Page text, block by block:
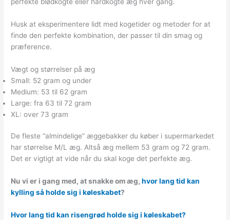
Husk at eksperimentere lidt med kogetider og metoder for at
finde den perfekte kombination, der passer til din smag og
præference.
Vægt og størrelser på æg
Small: 52 gram og under
Medium: 53 til 62 gram
Large: fra 63 til 72 gram
XL: over 73 gram
De fleste “almindelige” æggebakker du køber i supermarkedet
har størrelse M/L æg. Altså æg mellem 53 gram og 72 gram.
Det er vigtigt at vide når du skal koge det perfekte æg.
Nu vi er i gang med, at snakke om æg,hvor lang tid kan
kylling så holde sig i køleskabet?
Hvor lang tid kan risengrød holde sig i køleskabet?